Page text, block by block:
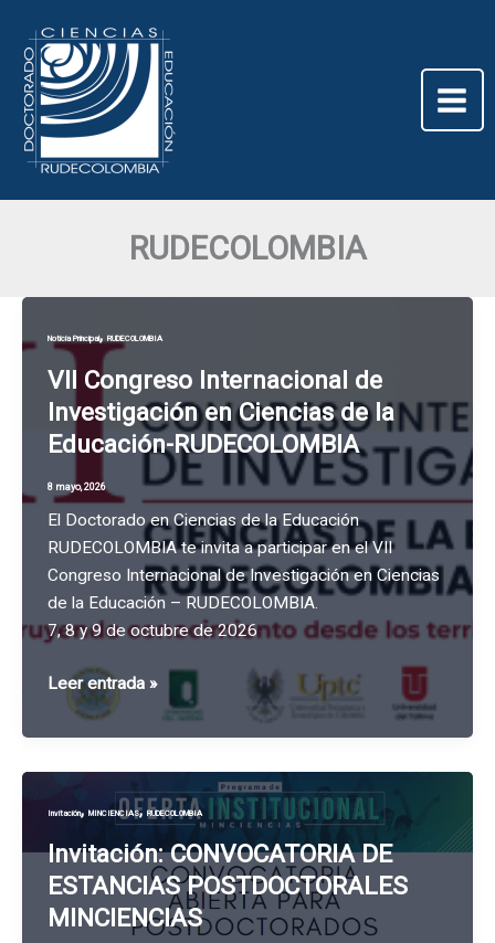
contenido
RUDECOLOMBIA
Noticia Principal,RUDECOLOMBIA
VII Congreso Internacional de
Investigación en Ciencias de la
Educación-RUDECOLOMBIA
8 mayo, 2026
El Doctorado en Ciencias de la Educación
RUDECOLOMBIA te invita a participar en el VII
Congreso Internacional de Investigación en Ciencias
de la Educación – RUDECOLOMBIA.
7, 8 y 9 de octubre de 2026
VII
Congreso
Internacional
Investigación
en
Ciencias
de
la
Educación-
Leer entrada »
Invitación,MINCIENCIAS,RUDECOLOMBIA
Invitación: CONVOCATORIA DE
ESTANCIAS POSTDOCTORALES
MINCIENCIAS